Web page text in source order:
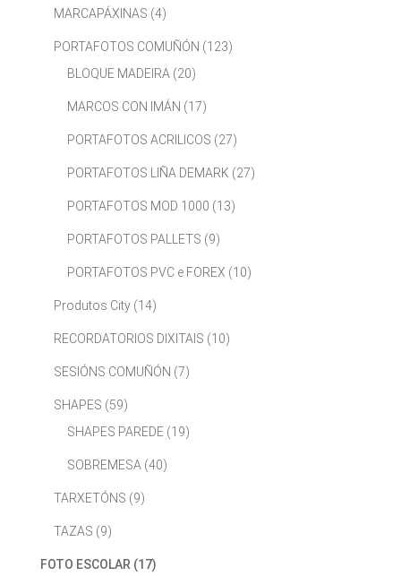
MARCAPÁXINAS (4)
PORTAFOTOS COMUÑÓN (123)
BLOQUE MADEIRA (20)
MARCOS CON IMÁN (17)
PORTAFOTOS ACRILICOS (27)
PORTAFOTOS LIÑA DEMARK (27)
PORTAFOTOS MOD 1000 (13)
PORTAFOTOS PALLETS (9)
PORTAFOTOS PVC e FOREX (10)
Produtos City (14)
RECORDATORIOS DIXITAIS (10)
SESIÓNS COMUÑÓN (7)
SHAPES (59)
SHAPES PAREDE (19)
SOBREMESA (40)
TARXETÓNS (9)
TAZAS (9)
FOTO ESCOLAR (17)